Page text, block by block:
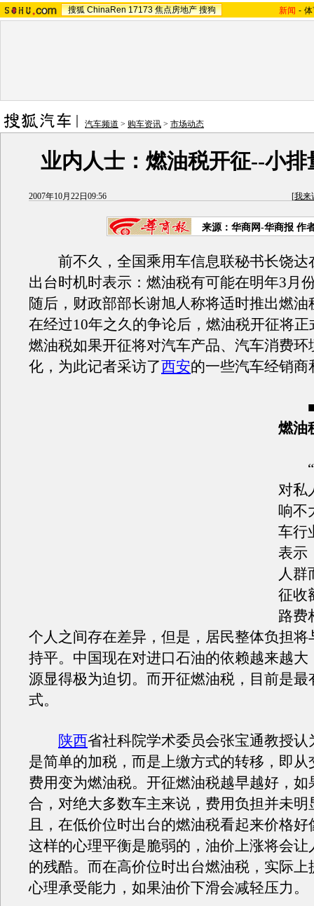
搜狐 ChinaRen 17173 焦点房地产 搜狗 新闻 -
汽车频道 > 购车资讯 > 市场动态
业内人士：燃油税开征--小排
2007年10月22日09:56 [我来
来源：华商网-华商报 作
前不久，全国乘用车信息联秘书长饶达
出台时机时表示：燃油税有可能在明年3月
随后，财政部部长谢旭人称将适时推出燃油
在经过10年之久的争论后，燃油税开征将
燃油税如果开征将对汽车产品、汽车消费环
化，为此记者采访了西安的一些汽车经销商
燃油
“
对私
响不
车行
表示
人群
征收
路费
个人之间存在差异，但是，居民整体负担将
持平。中国现在对进口石油的依赖越来越大
源显得极为迫切。而开征燃油税，目前是最
式。
陕西省社科院学术委员会张宝通教授认
是简单的加税，而是上缴方式的转移，即从
费用变为燃油税。开征燃油税越早越好，如
合，对绝大多数车主来说，费用负担并未明
且，在低价位时出台的燃油税看起来价格
这样的心理平衡是脆弱的，油价上涨将会让
的残酷。而在高价位时出台燃油税，实际上
心理承受能力，如果油价下滑会减轻压力。